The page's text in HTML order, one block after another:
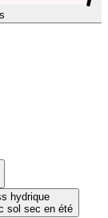
hydrique
sol sec en été